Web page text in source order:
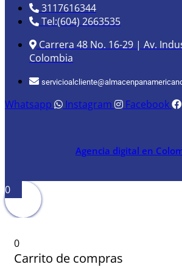
3117616344
Tel:(604) 2663535
Carrera 48 No. 16-29 | Av.
Colombia
Whatsapp Instagram Facebook
Agencia digital en
0
0
Carrito de compras